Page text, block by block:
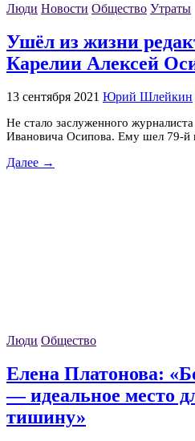
Люди Новости Общество Утраты
Ушёл из жизни
Карелии Алексей
13 сентября 2021 Юрий Шлейкин
Не стало заслуженного
Ивановича Осипова. Ему шел 79-й
Далее →
Люди Общество
Елена Платонова:
— идеальное место
тишину»